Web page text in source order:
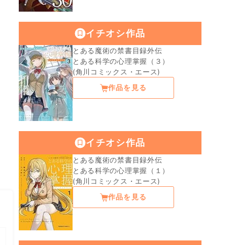
イチオシ作品
とある魔術の禁書目録外伝
とある科学の心理掌握（３）
(角川コミックス・エース)
作品を見る
イチオシ作品
とある魔術の禁書目録外伝
とある科学の心理掌握（１）
(角川コミックス・エース)
作品を見る